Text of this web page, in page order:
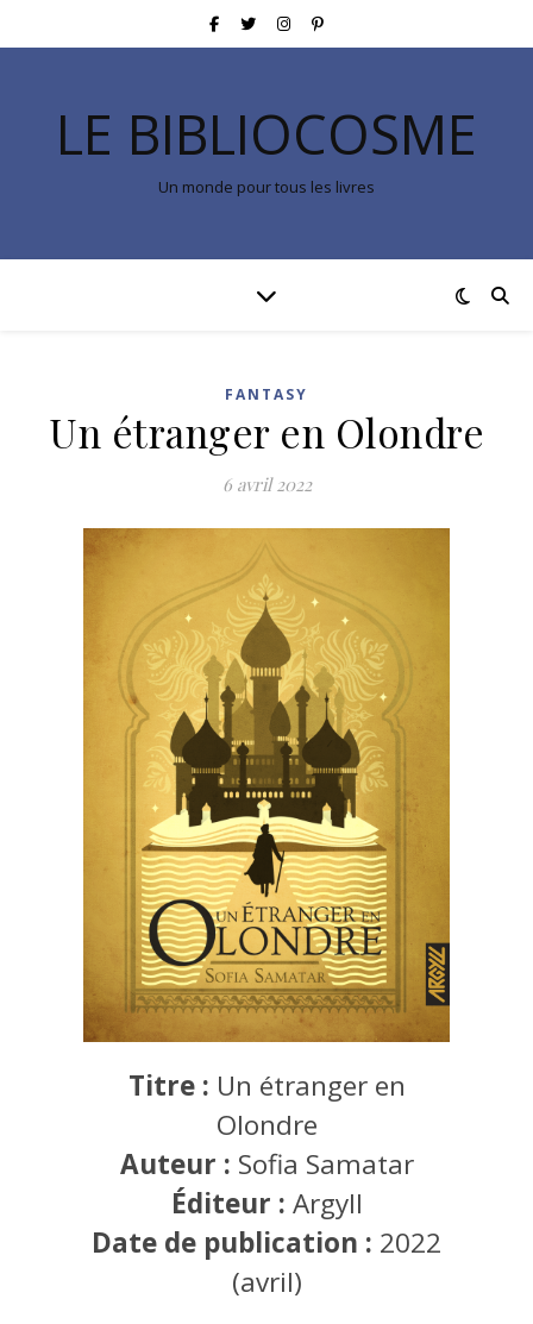
LE BIBLIOCOSME
Un monde pour tous les livres
FANTASY
Un étranger en Olondre
6 avril 2022
Titre : Un étranger en
Olondre
Auteur : Sofia Samatar
Éditeur : Argyll
Date de publication : 2022
(avril)